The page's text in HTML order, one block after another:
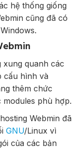
hệ thống giống
cũng đã có
xung quanh các
cấu hình và
thêm chức
modules phù hợp.
Webmin đã
GNU/Linux vì
của các bản